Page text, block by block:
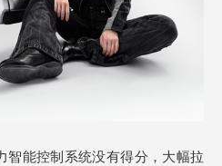
智能控制系统没有得分，大幅拉